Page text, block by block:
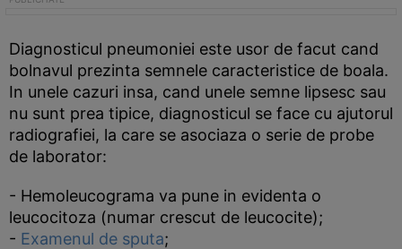
Diagnosticul pneumoniei este usor de facut cand
bolnavul prezinta semnele caracteristice de boala.
In unele cazuri insa, cand unele semne lipsesc sau
nu sunt prea tipice, diagnosticul se face cu ajutorul
radiografiei, la care se asociaza o serie de probe
de laborator:
- Hemoleucograma va pune in evidenta o
leucocitoza (numar crescut de leucocite);
- Examenul de sputa;